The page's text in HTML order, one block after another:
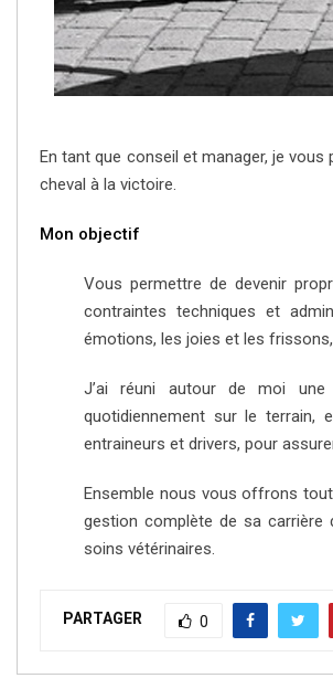
En tant que conseil et manager, je
cheval à la victoire.
Mon objectif
Vous permettre de devenir
contraintes techniques et
émotions, les joies et les
J’ai réuni autour de moi
quotidiennement sur le terrain,
entraineurs et drivers, pour
Ensemble nous vous offrons
gestion complète de sa carrière
soins vétérinaires.
PARTAGER 0